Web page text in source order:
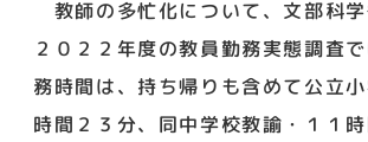
教師の多忙化について、文部科
２０２２年度の教員勤務実態調査
務時間は、持ち帰りも含めて公立小
時間２３分、同中学校教諭・１１